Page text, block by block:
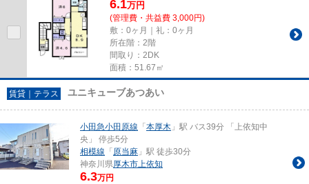
6.1万円
(管理費・共益費 3,000円)
敷：0ヶ月｜礼：0ヶ月
所在階：2階
間取り：2DK
面積：51.67㎡
賃貸｜テラス ユニキューブあつあい
小田急小田原線 「本厚木 」駅 バス39分 「上依知中
央」 停歩5分
相模線 「原当麻 」駅 徒歩30分
神奈川県厚木市上依知
6.3万円